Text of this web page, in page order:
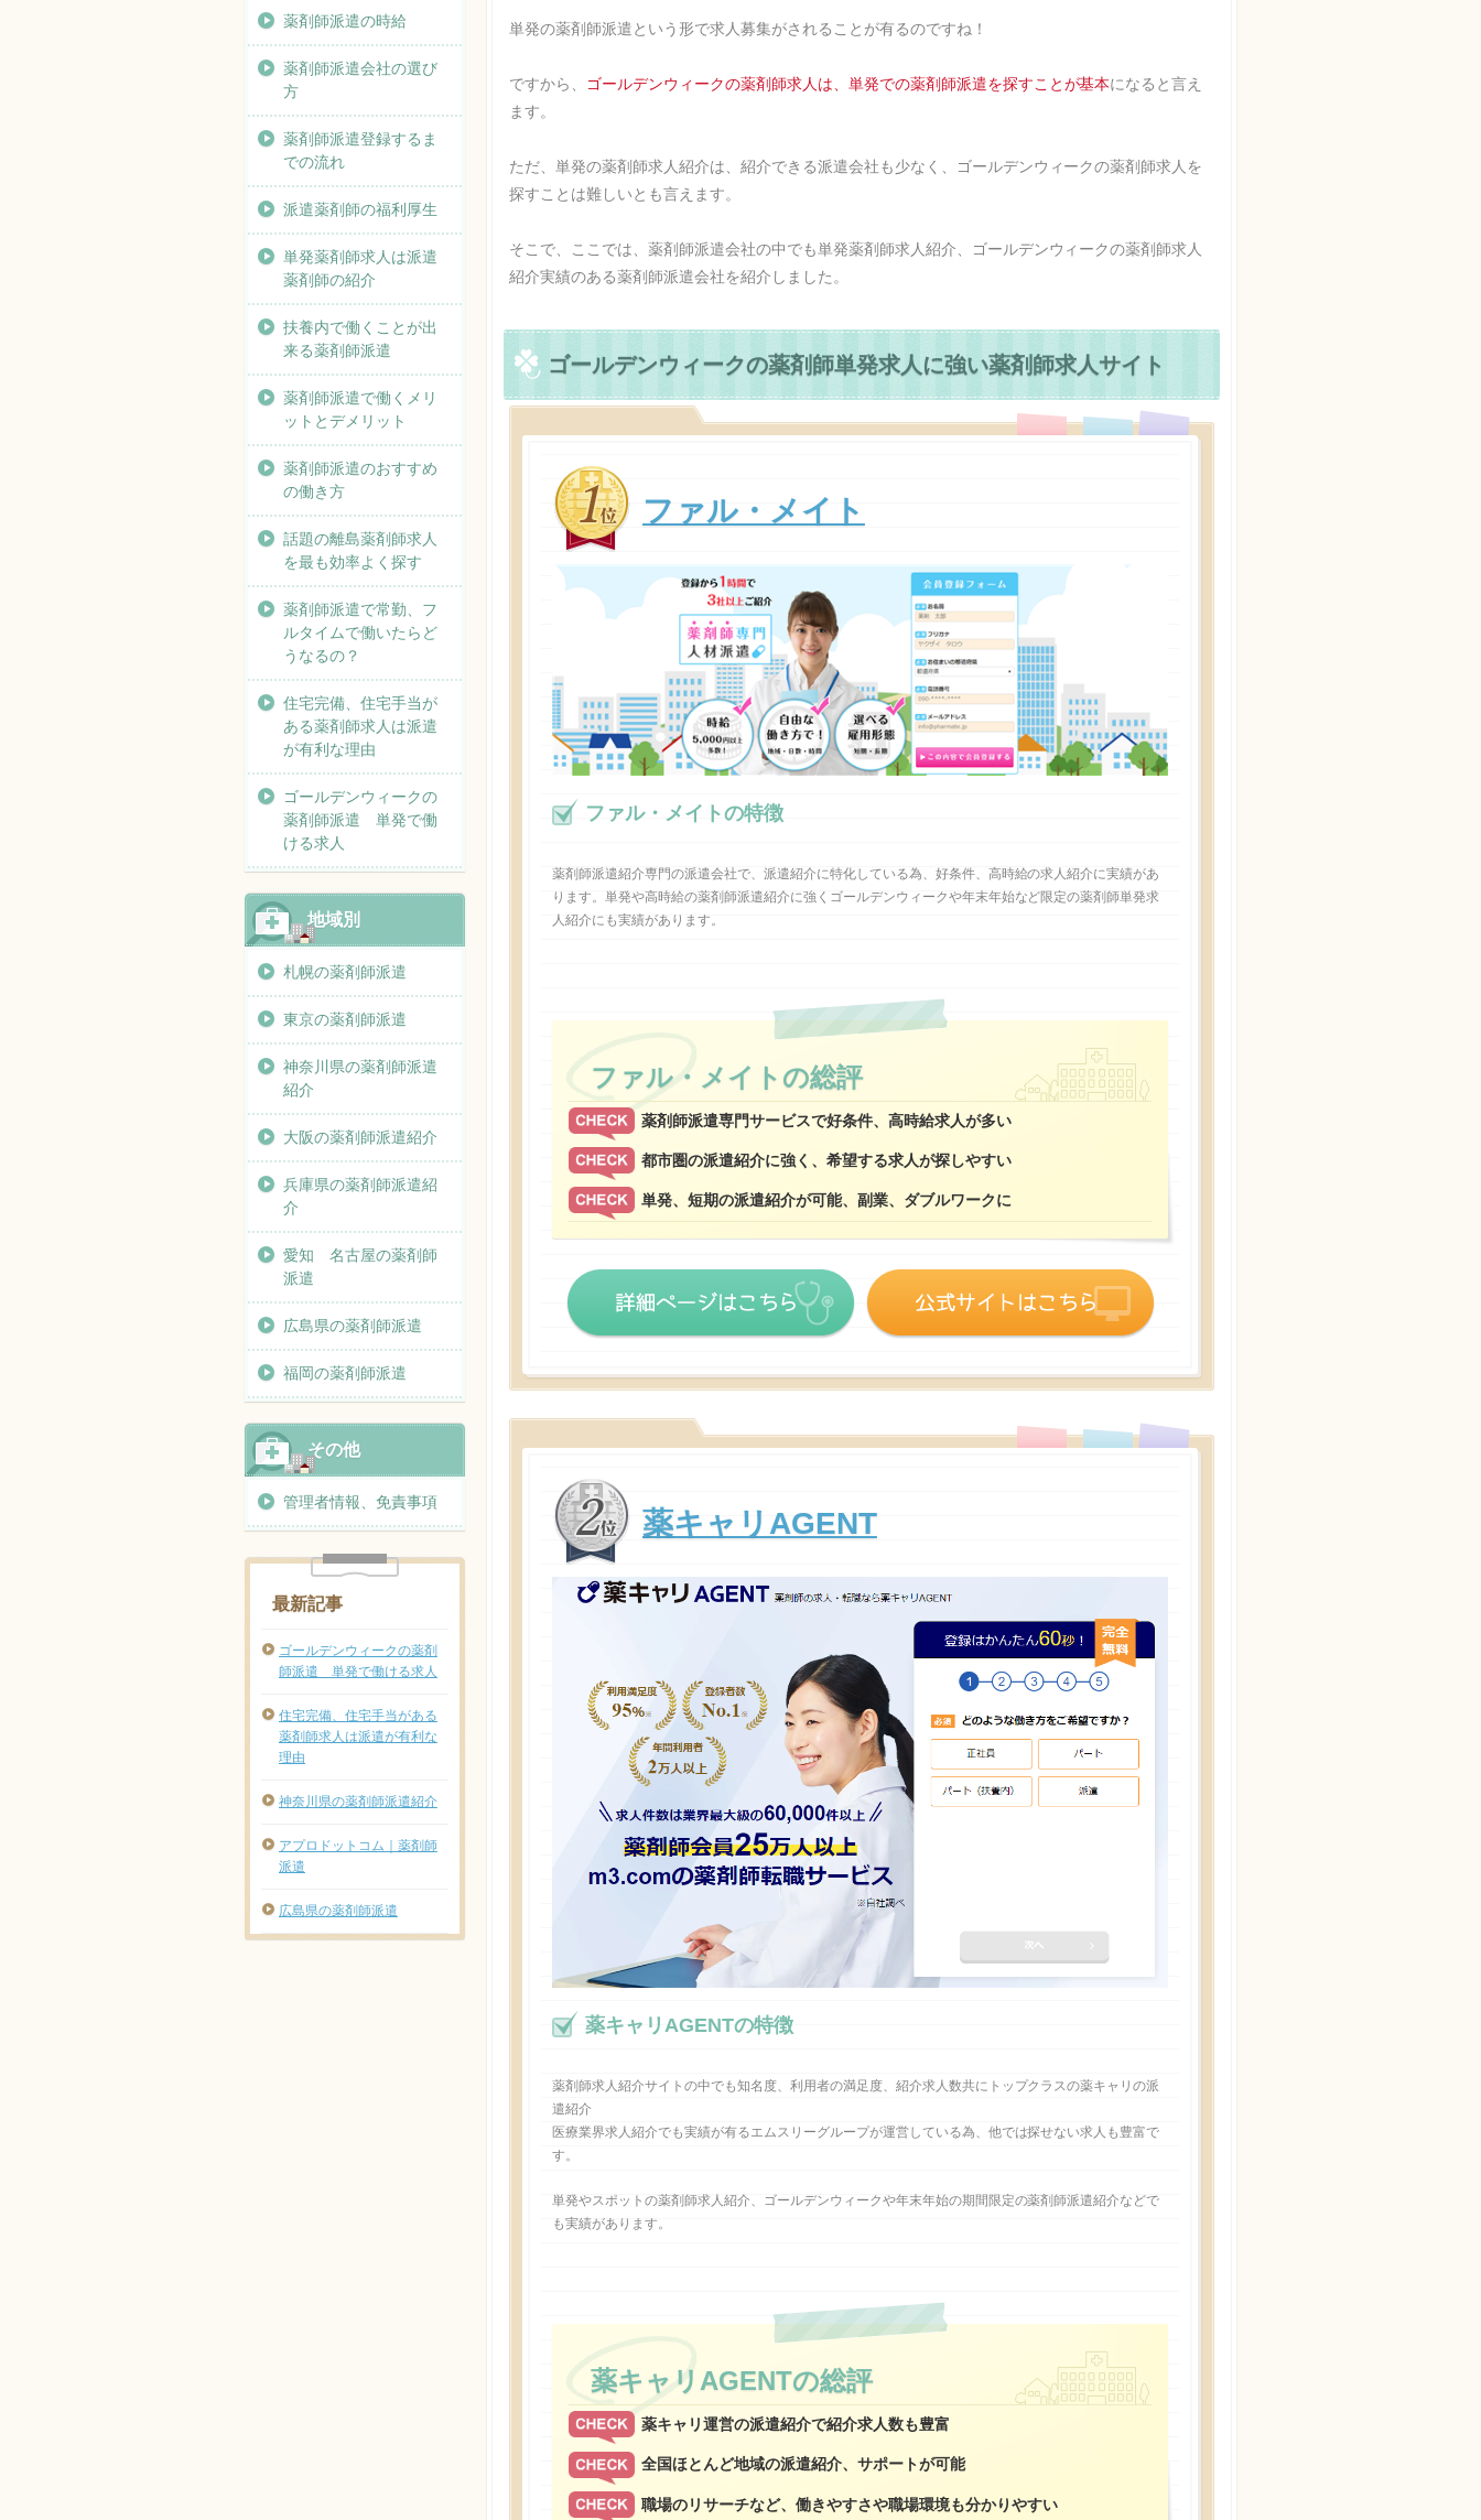
単発の薬剤師派遣という形で求人募集がされることが有るのですね！
ですから、 ゴールデンウィークの薬剤師求人は、単発での薬剤師派遣を探すことが基本になると言え
ます。
ただ、単発の薬剤師求人紹介は、紹介できる派遣会社も少なく、ゴールデンウィークの薬剤師求人を
探すことは難しいとも言えます。
そこで、ここでは、薬剤師派遣会社の中でも単発薬剤師求人紹介、ゴールデンウィークの薬剤師求人
紹介実績のある薬剤師派遣会社を紹介しました。
ゴールデンウィークの薬剤師単発求人に強い薬剤師求人サイト
ファル・メイト
ファル・メイトの特徴
薬剤師派遣紹介専門の派遣会社で、派遣紹介に特化している為、好条件、高時給の求人紹介に実績があ
ります。単発や高時給の薬剤師派遣紹介に強くゴールデンウィークや年末年始など限定の薬剤師単発求
人紹介にも実績があります。
ファル・メイトの総評
薬剤師派遣専門サービスで好条件、高時給求人が多い
都市圏の派遣紹介に強く、希望する求人が探しやすい
単発、短期の派遣紹介が可能、副業、ダブルワークに
詳細ページはこちら
薬キャリAGENT
薬キャリAGENTの特徴
薬剤師求人紹介サイトの中でも知名度、利用者の満足度、紹介求人数共にトップクラスの薬キャリの派
遣紹介
医療業界求人紹介でも実績が有るエムスリーグループが運営している為、他では探せない求人も豊富で
す。
単発やスポットの薬剤師求人紹介、ゴールデンウィークや年末年始の期間限定の薬剤師派遣紹介などで
も実績があります。
薬キャリAGENTの総評
薬キャリ運営の派遣紹介で紹介求人数も豊富
全国ほとんど地域の派遣紹介、サポートが可能
職場のリサーチなど、働きやすさや職場環境も分かりやすい
薬剤師派遣の時給
薬剤師派遣会社の選び
方
薬剤師派遣登録するま
での流れ
派遣薬剤師の福利厚生
単発薬剤師求人は派遣
薬剤師の紹介
扶養内で働くことが出
来る薬剤師派遣
薬剤師派遣で働くメリ
ットとデメリット
薬剤師派遣のおすすめ
の働き方
話題の離島薬剤師求人
を最も効率よく探す
薬剤師派遣で常勤、フ
ルタイムで働いたらど
うなるの？
住宅完備、住宅手当が
ある薬剤師求人は派遣
が有利な理由
ゴールデンウィークの
薬剤師派遣 単発で働
ける求人
地域別
札幌の薬剤師派遣
東京の薬剤師派遣
神奈川県の薬剤師派遣
紹介
大阪の薬剤師派遣紹介
兵庫県の薬剤師派遣紹
介
愛知 名古屋の薬剤師
派遣
広島県の薬剤師派遣
福岡の薬剤師派遣
その他
管理者情報、免責事項
最新記事
ゴールデンウィークの薬剤
師派遣 単発で働ける求人
住宅完備、住宅手当がある
薬剤師求人は派遣が有利な
理由
神奈川県の薬剤師派遣紹介
アプロドットコム｜薬剤師
派遣
広島県の薬剤師派遣